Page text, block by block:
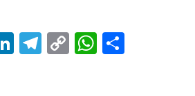
LinkedIn
Telegram
Copy